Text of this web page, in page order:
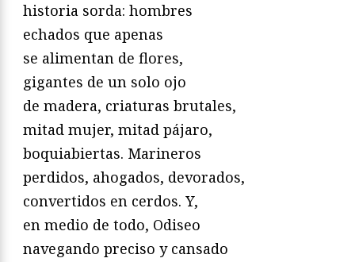
historia sorda: hombres
echados que apenas
se alimentan de flores,
gigantes de un solo ojo
de madera, criaturas brutales,
mitad mujer, mitad pájaro,
boquiabiertas. Marineros
perdidos, ahogados, devorados,
convertidos en cerdos. Y,
en medio de todo, Odiseo
navegando preciso y cansado